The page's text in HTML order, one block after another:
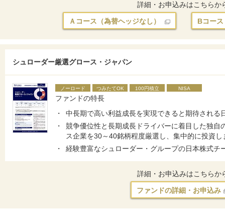
詳細・お申込みはこちらか
Ａコース（為替ヘッジなし） Bコー
シュローダー厳選グロース・ジャパン
ノーロード つみたてOK 100円積立 NISA
ファンドの特長
中長期で高い利益成長を実現できると期待される
競争優位性と長期成長ドライバーに着目した独自
ス企業を30～40銘柄程度厳選し、集中的に投資し
経験豊富なシュローダー・グループの日本株式チ
詳細・お申込みはこちらか
ファンドの詳細・お申込み